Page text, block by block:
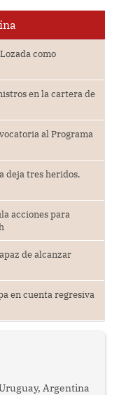
como
en la cartera de
al Programa
deja tres heridos,
acciones para
de alcanzar
en cuenta regresiva
Argentina